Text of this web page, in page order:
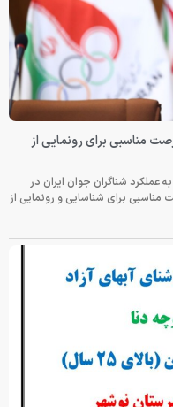
مناسبی برای رونمایی از
عملکرد شناگران جوان ایران در
برای شناسایی و رونمایی از